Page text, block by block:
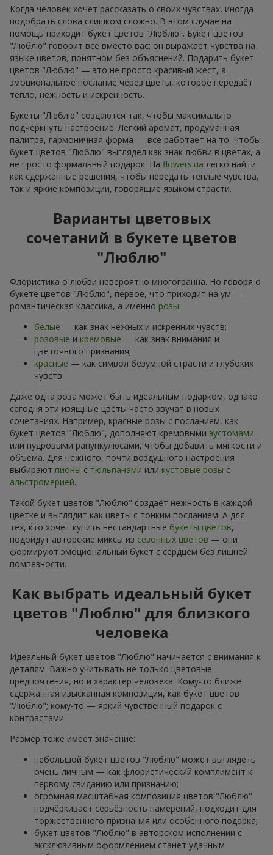
Когда человек хочет рассказать о своих чувствах, иногда
подобрать слова слишком сложно. В этом случае на
помощь приходит букет цветов "Люблю". Букет цветов
"Люблю" говорит всё вместо вас; он выражает чувства на
языке цветов, понятном без объяснений. Подарить букет
цветов "Люблю" — это не просто красивый жест, а
эмоциональное послание через цветы, которое передаёт
тепло, нежность и искренность.
Букеты "Люблю" создаются так, чтобы максимально
подчеркнуть настроение. Лёгкий аромат, продуманная
палитра, гармоничная форма — всё работает на то, чтобы
букет цветов "Люблю" выглядел как знак любви в цветах, а
не просто формальный подарок. На flowers.ua легко найти
как сдержанные решения, чтобы передать тёплые чувства,
так и яркие композиции, говорящие языком страсти.
Варианты цветовых
сочетаний в букете цветов
"Люблю"
Флористика о любви невероятно многогранна. Но говоря о
букете цветов "Люблю", первое, что приходит на ум —
романтическая классика, а именно розы:
белые — как знак нежных и искренних чувств;
розовые и кремовые — как знак внимания и
цветочного признания;
красные — как символ безумной страсти и глубоких
чувств.
Даже одна роза может быть идеальным подарком, однако
сегодня эти изящные цветы часто звучат в новых
сочетаниях. Например, красные розы с посланием, как
букет цветов "Люблю", дополняют кремовыми эустомами
или пудровыми ранункулюсами, чтобы добавить мягкости и
объёма. Для нежного, почти воздушного настроения
выбирают пионы с тюльпанами или кустовые розы с
альстромерией.
Такой букет цветов "Люблю" создаёт нежность в каждой
цветке и выглядит как цветы с тонким посланием. А для
тех, кто хочет купить нестандартные букеты цветов,
подойдут авторские миксы из сезонных цветов — они
формируют эмоциональный букет с сердцем без лишней
помпезности.
Как выбрать идеальный букет
цветов "Люблю" для близкого
человека
Идеальный букет цветов "Люблю" начинается с внимания к
деталям. Важно учитывать не только цветовые
предпочтения, но и характер человека. Кому-то ближе
сдержанная изысканная композиция, как букет цветов
"Люблю"; кому-то — яркий чувственный подарок с
контрастами.
Размер тоже имеет значение:
небольшой букет цветов "Люблю" может выглядеть
очень личным — как флористический комплимент к
первому свиданию или признанию;
огромная масштабная композиция цветов "Люблю"
подчёркивает серьёзность намерений, подходит для
торжественного признания или особенного подарка;
букет цветов "Люблю" в авторском исполнении с
эксклюзивным оформлением станет удачным